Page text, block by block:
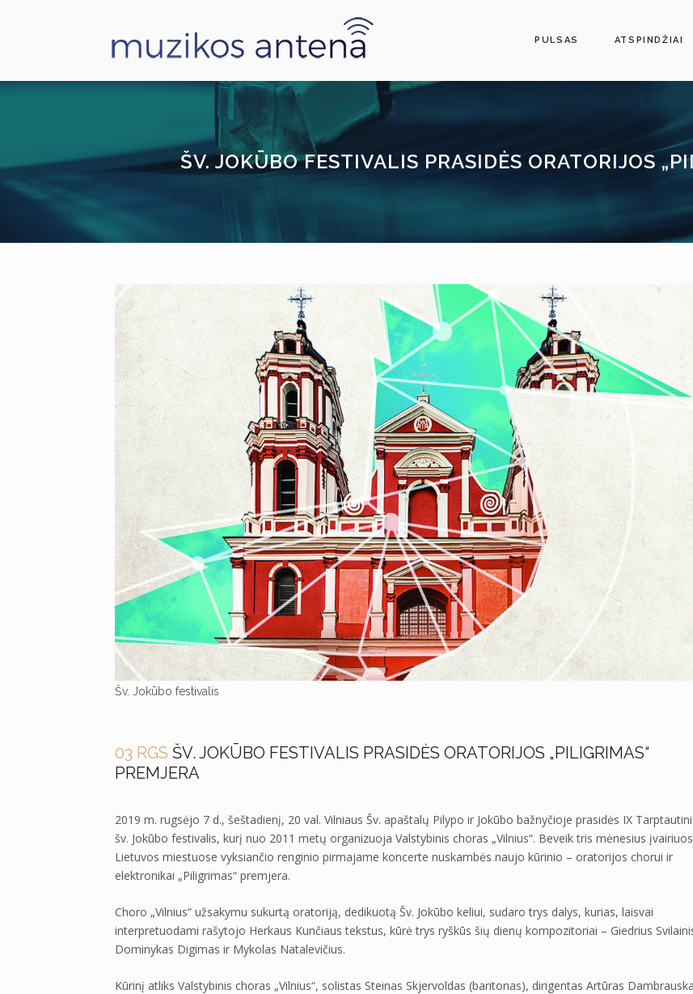
PULSAS ATSPINDŽIAI
ŠV. JOKŪBO FESTIVALIS PRASIDĖS ORATORIJOS
Šv. Jokūbo festivalis
03 RGS ŠV. JOKŪBO FESTIVALIS PRASIDĖS ORATORIJOS „PILIGRIMAS“
PREMJERA
2019 m. rugsėjo 7 d., šeštadienį, 20 val. Vilniaus Šv. apaštalų Pilypo ir Jokūbo bažnyčioje prasidės IX
šv. Jokūbo festivalis, kurį nuo 2011 metų organizuoja Valstybinis choras „Vilnius“. Beveik tris mėnesius
Lietuvos miestuose vyksiančio renginio pirmajame koncerte nuskambės naujo kūrinio – oratorijos chorui ir
elektronikai „Piligrimas“ premjera.
Choro „Vilnius“ užsakymu sukurtą oratoriją, dedikuotą Šv. Jokūbo keliui, sudaro trys dalys, kurias, laisvai
interpretuodami rašytojo Herkaus Kunčiaus tekstus, kūrė trys ryškūs šių dienų kompozitoriai – Giedrius
Dominykas Digimas ir Mykolas Natalevičius.
Kūrinį atliks Valstybinis choras „Vilnius“, solistas Steinas Skjervoldas (baritonas), dirigentas Artūras